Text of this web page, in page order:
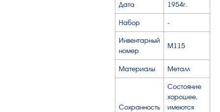
Дата 1954г.
Набор -
Инвентарный
номер
М115
Материалы Металл
Сохранность
Состояние
хорошее,
имеются